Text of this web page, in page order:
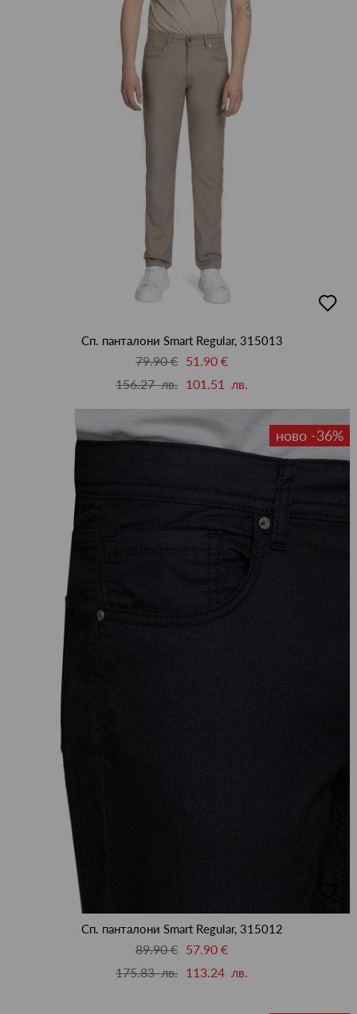
в
Сп. панталони Smart Regular, 315013
79.90 € 51.90 €
156.27 лв. 101.51 лв.
ново -36%
Сп. панталони Smart Regular, 315012
89.90 € 57.90 €
175.83 лв. 113.24 лв.